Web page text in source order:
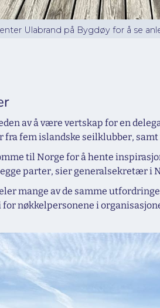
Ulabrand på Bygdøy for å se
av å være vertskap for en
fra fem islandske seilklubber,
til Norge for å hente
parter, sier generalsekretær i
mange av de samme
nøkkelpersonene i